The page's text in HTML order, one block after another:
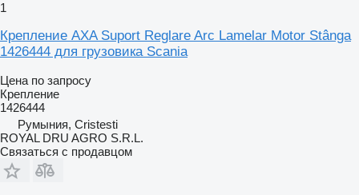
1
Крепление AXA Suport Reglare Arc Lamelar Motor Stânga
1426444 для грузовика Scania
Цена по запросу
Крепление
1426444
Румыния, Cristesti
ROYAL DRU AGRO S.R.L.
Связаться с продавцом